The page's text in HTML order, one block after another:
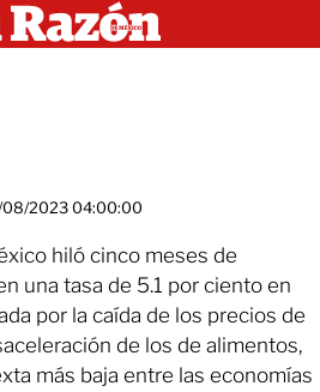
2023 04:00:00
hiló cinco meses de
una tasa de 5.1 por ciento en
por la caída de los precios de
de los de alimentos,
más baja entre las economías